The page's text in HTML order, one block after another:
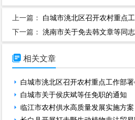
上一篇： 白城市洮北区召开农村重点
下一篇：洮南市关于免去韩文章等同
 相关文章
白城市洮北区召开农村重点工作部
白城市关于侯庆斌等任免职的通知
临江市农村供水高质量发展实施方案